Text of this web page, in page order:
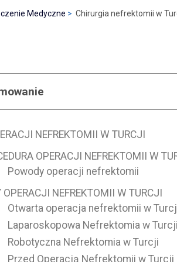
Medyczne Chirurgia nefrektomii w
NEFREKTOMII W TURCJI
OPERACJI NEFREKTOMII W
Powody operacji nefrektomii
OPERACJI NEFREKTOMII W TURCJI
Otwarta operacja nefrektomii w
Laparoskopowa Nefrektomia w Turcji
Robotyczna Nefrektomia w Turcji
Przed Operacją Nefrektomii w Turcji